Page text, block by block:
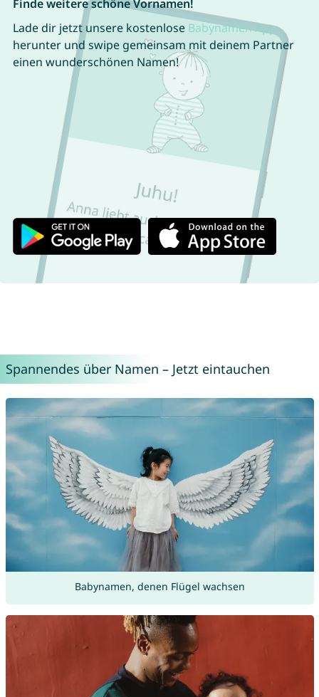
Finde weitere schöne Vornamen!
Lade dir jetzt unsere kostenlose Babynamen App
herunter und swipe gemeinsam mit deinem Partner
einen wunderschönen Namen!
Spannendes über Namen – Jetzt eintauchen
Babynamen, denen Flügel wachsen